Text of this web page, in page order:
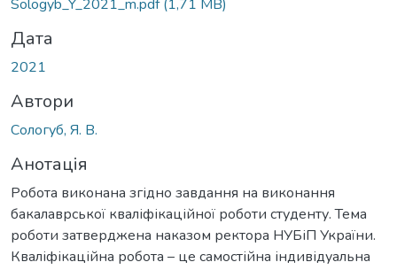
Sologyb_Y_2021_m.pdf(1,71 MB)
Дата
2021
Автори
Сологуб, Я. В.
Анотація
Робота виконана згідно завдання на виконання
бакалаврської кваліфікаційної роботи студенту. Тема
роботи затверджена наказом ректора НУБіП України.
Кваліфікаційна робота – це самостійна індивідуальна